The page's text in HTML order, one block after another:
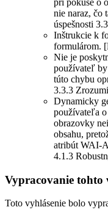
pri pokuse o
nie naraz, čo
úspešnosti
Inštrukcie k
formulárom.
Nie je
používateľ
túto chybu
3.3.3
Dynamicky
používateľa o
obrazovky
obsahu,
atribút WAI-
4.1.3
Vypracovanie tohto
Toto vyhlásenie bolo